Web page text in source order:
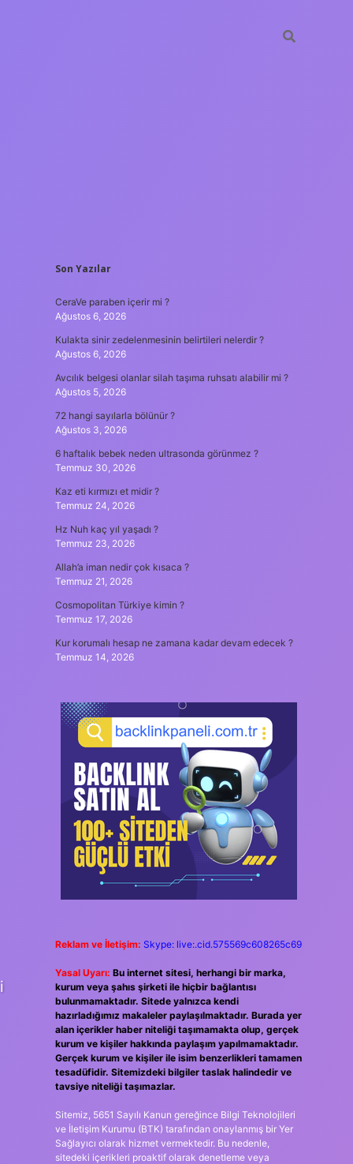
SIDEBAR
Son Yazılar
CeraVe paraben içerir mi ?
Ağustos 6, 2026
Kulakta sinir zedelenmesinin belirtileri nelerdir ?
Ağustos 6, 2026
Avcılık belgesi olanlar silah taşıma ruhsatı alabilir mi ?
Ağustos 5, 2026
72 hangi sayılarla bölünür ?
Ağustos 3, 2026
6 haftalık bebek neden ultrasonda görünmez ?
Temmuz 30, 2026
Kaz eti kırmızı et midir ?
Temmuz 24, 2026
Hz Nuh kaç yıl yaşadı ?
Temmuz 23, 2026
Allah’a iman nedir çok kısaca ?
Temmuz 21, 2026
Cosmopolitan Türkiye kimin ?
Temmuz 17, 2026
Kur korumalı hesap ne zamana kadar devam edecek ?
Temmuz 14, 2026
Reklam ve İletişim: Skype: live:.cid.575569c608265c69
Yasal Uyarı: Bu internet sitesi, herhangi bir marka,
kurum veya şahıs şirketi ile hiçbir bağlantısı
bulunmamaktadır. Sitede yalnızca kendi
hazırladığımız makaleler paylaşılmaktadır. Burada yer
alan içerikler haber niteliği taşımamakta olup, gerçek
kurum ve kişiler hakkında paylaşım yapılmamaktadır.
Gerçek kurum ve kişiler ile isim benzerlikleri tamamen
tesadüfidir. Sitemizdeki bilgiler taslak halindedir ve
tavsiye niteliği taşımazlar.
Sitemiz, 5651 Sayılı Kanun gereğince Bilgi Teknolojileri
ve İletişim Kurumu (BTK) tarafından onaylanmış bir Yer
Sağlayıcı olarak hizmet vermektedir. Bu nedenle,
sitedeki içerikleri proaktif olarak denetleme veya